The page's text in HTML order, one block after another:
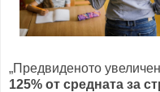
„Предвиденото
125% от средната за